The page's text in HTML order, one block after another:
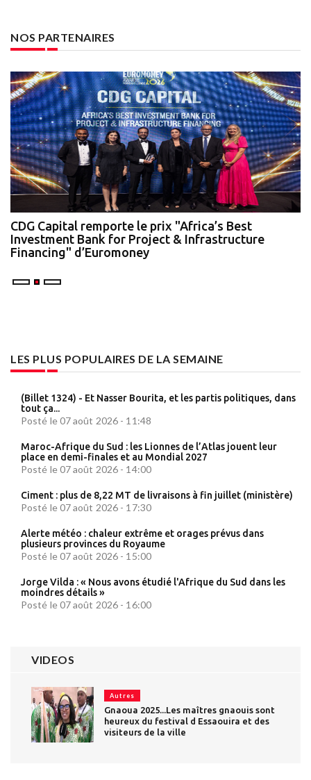
NOS PARTENAIRES
CDG Capital remporte le prix "Africa’s Best
Investment Bank for Project & Infrastructure
Financing" d’Euromoney
LES PLUS POPULAIRES DE LA SEMAINE
(Billet 1324) - Et Nasser Bourita, et les partis politiques, dans
tout ça...
Posté le 07 août 2026 - 11:48
Maroc-Afrique du Sud : les Lionnes de l’Atlas jouent leur
place en demi-finales et au Mondial 2027
Posté le 07 août 2026 - 14:00
Ciment : plus de 8,22 MT de livraisons à fin juillet (ministère)
Posté le 07 août 2026 - 17:30
Alerte météo : chaleur extrême et orages prévus dans
plusieurs provinces du Royaume
Posté le 07 août 2026 - 15:00
Jorge Vilda : « Nous avons étudié l'Afrique du Sud dans les
moindres détails »
Posté le 07 août 2026 - 16:00
VIDEOS
Autres
Gnaoua 2025...Les maîtres gnaouis sont
heureux du festival d Essaouira et des
visiteurs de la ville